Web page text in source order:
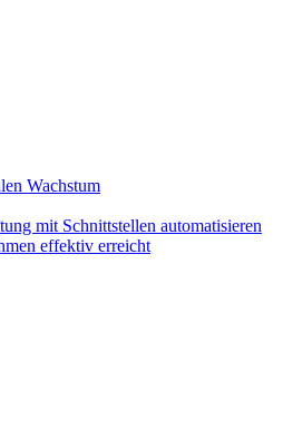
Wachstum
mit Schnittstellen automatisieren
effektiv erreicht